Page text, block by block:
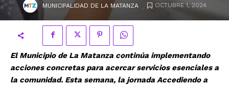
MUNICIPALIDAD DE LA MATANZA . OCTUBRE 1, 2024
El Municipio de La Matanza continúa implementando
acciones concretas para acercar servicios esenciales a
la comunidad. Esta semana, la jornada Accediendo a